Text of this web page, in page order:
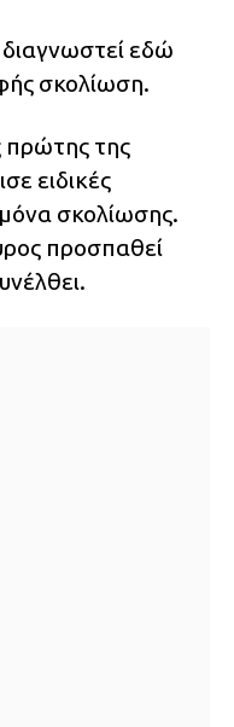
εδώ
σκολίωση.
της
ειδικές
σκολίωσης.
προσπαθεί